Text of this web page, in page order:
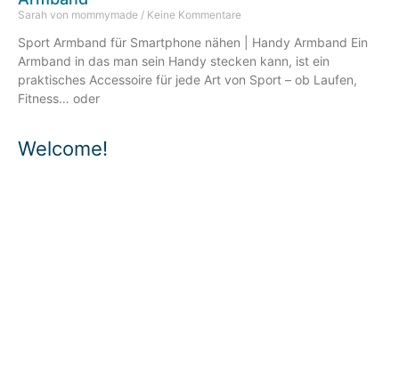
Welcome!
Sarah von mommymade Keine Kommentare
Sport Armband für Smartphone nähen | Handy Armband Ein
Armband in das man sein Handy stecken kann, ist ein
praktisches Accessoire für jede Art von Sport – ob Laufen,
Fitness… oder